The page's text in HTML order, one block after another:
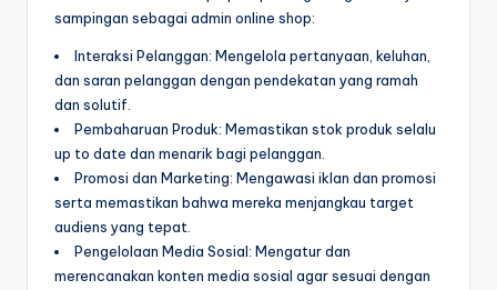
sampingan sebagai admin online shop:
Interaksi Pelanggan: Mengelola pertanyaan, keluhan,
dan saran pelanggan dengan pendekatan yang ramah
dan solutif.
Pembaharuan Produk: Memastikan stok produk selalu
up to date dan menarik bagi pelanggan.
Promosi dan Marketing: Mengawasi iklan dan promosi
serta memastikan bahwa mereka menjangkau target
audiens yang tepat.
Pengelolaan Media Sosial: Mengatur dan
merencanakan konten media sosial agar sesuai dengan